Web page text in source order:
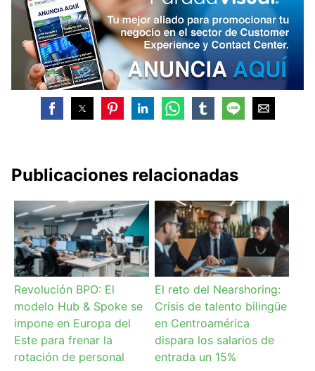
Publicaciones relacionadas
Revolución BPO: El
modelo Hub & Spoke se
impone en Europa del
Este para frenar la
rotación de personal
El reto del Nearshoring:
Crisis de talento bilingüe
en Centroamérica
dispara los salarios de
entrada un 15%